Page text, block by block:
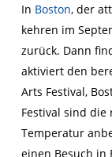
In Boston, der
kehren im
zurück. Dann
aktiviert den
Arts Festival,
Festival sind die
Temperatur
einen Besuch in